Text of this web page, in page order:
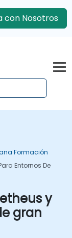
con Nosotros
Formación
Entornos De
y
gran